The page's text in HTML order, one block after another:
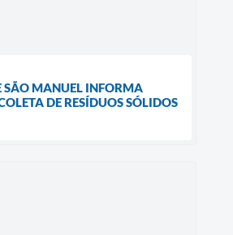
SÃO MANUEL INFORMA
DE RESÍDUOS SÓLIDOS